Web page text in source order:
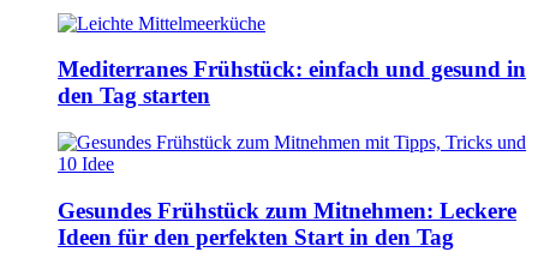
Mediterranes Frühstück: einfach und gesund in
den Tag starten
Gesundes Frühstück zum Mitnehmen: Leckere
Ideen für den perfekten Start in den Tag